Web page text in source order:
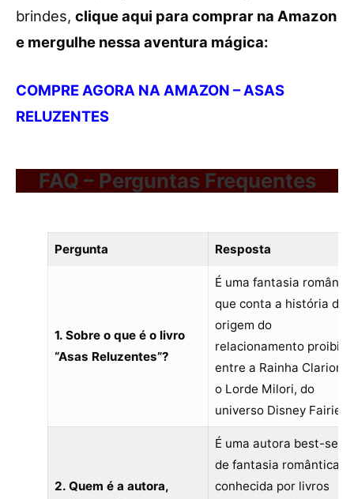
brindes, clique aqui para comprar na Amazon
e mergulhe nessa aventura mágica:
COMPRE AGORA NA AMAZON – ASAS
RELUZENTES
FAQ – Perguntas Frequentes
Pergunta Resposta
1. Sobre o que é o livro
“Asas Reluzentes”?
É uma fantasia
que conta a história de
origem do
relacionamento proibido
entre a Rainha Clarion e
o Lorde Milori, do
universo Disney Fairies.
2. Quem é a autora,
É uma autora best-
de fantasia romântica,
conhecida por livros